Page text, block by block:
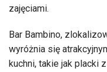
zajęciami.
Bar Bambino,
wyróżnia się
kuchni, takie jak placki